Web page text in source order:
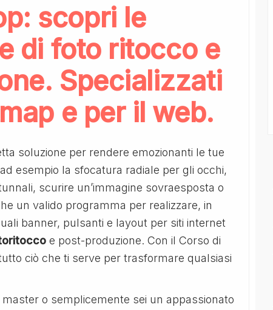
scopri le
di foto ritocco e
Specializzati
e per il web.
soluzione per rendere emozionanti le tue
esempio la sfocatura radiale per gli occhi,
scurire un’immagine sovraesposta o
un valido programma per realizzare, in
banner, pulsanti e layout per siti internet
e post-produzione. Con il Corso di
ciò che ti serve per trasformare qualsiasi
o semplicemente sei un appassionato